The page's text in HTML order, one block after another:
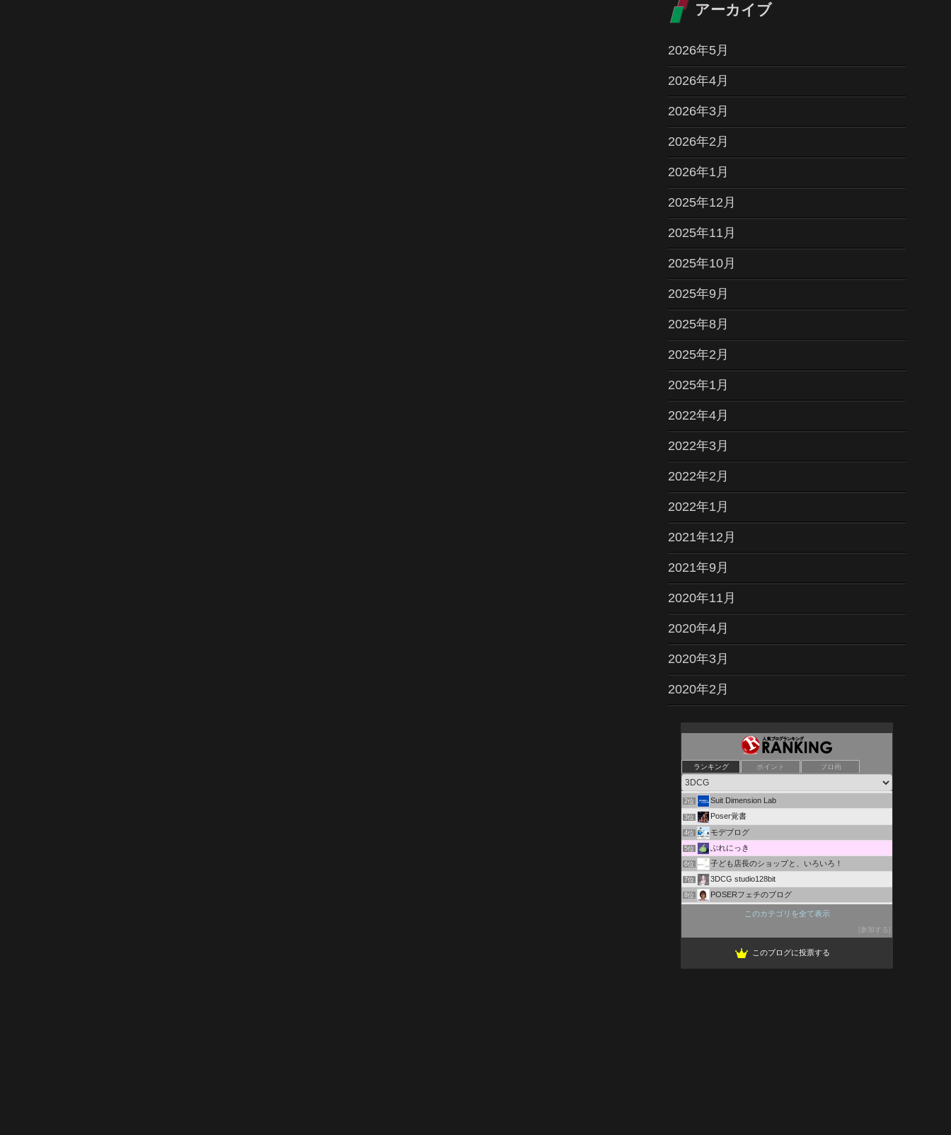
アーカイブ
2026年5月
2026年4月
2026年3月
2026年2月
2026年1月
2025年12月
2025年11月
2025年10月
2025年9月
2025年8月
2025年2月
2025年1月
2022年4月
2022年3月
2022年2月
2022年1月
2021年12月
2021年9月
2020年11月
2020年4月
2020年3月
2020年2月
ランキング ポイント ブロ画
1位
2位 Suit Dimension Lab
3位 Poser覚書
4位 モデブログ
5位 ぶれにっき
6位 子ども店長のショップと、いろいろ！
7位 3DCG studio128bit
8位 POSERフェチのブログ
Maya初心者Q&A 〜よくある疑問と解決方法、CG学習〜
CG作ってゲームして生きてます。
このカテゴリを全て表示
参加する
このブログに投票する